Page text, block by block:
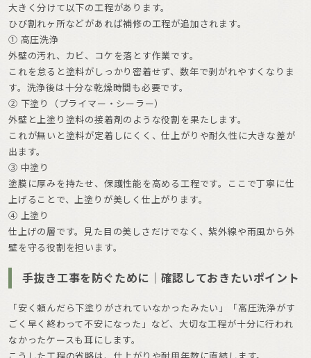
大きく分けて以下の工程があります。
ひび割れヶ所などがあれば補修の工程が追加されます。
① 高圧洗浄
外壁の汚れ、カビ、コケを落とす作業です。
これを怠ると塗料がしっかり密着せず、数年で剥がれやすくなりま
す。洗浄後は十分な乾燥時間も必要です。
② 下塗り（プライマー・シーラー）
外壁と上塗り塗料の接着剤のような役割を果たします。
これが無いと塗料が定着しにくく、仕上がりや耐久性に大きな差が
出ます。
③ 中塗り
塗膜に厚みを持たせ、保護性能を高める工程です。ここで丁寧に仕
上げることで、上塗りが美しく仕上がります。
④ 上塗り
仕上げの層です。見た目の美しさだけでなく、紫外線や雨風から外
壁を守る役割を担います。
手抜き工事を防ぐために｜確認しておきたいポイント
「安く頼んだら下塗りがされていなかったみたい」「高圧洗浄がす
ごく早く終わって不安になった」など、大切な工程が十分に行われ
なかったケースも耳にします。